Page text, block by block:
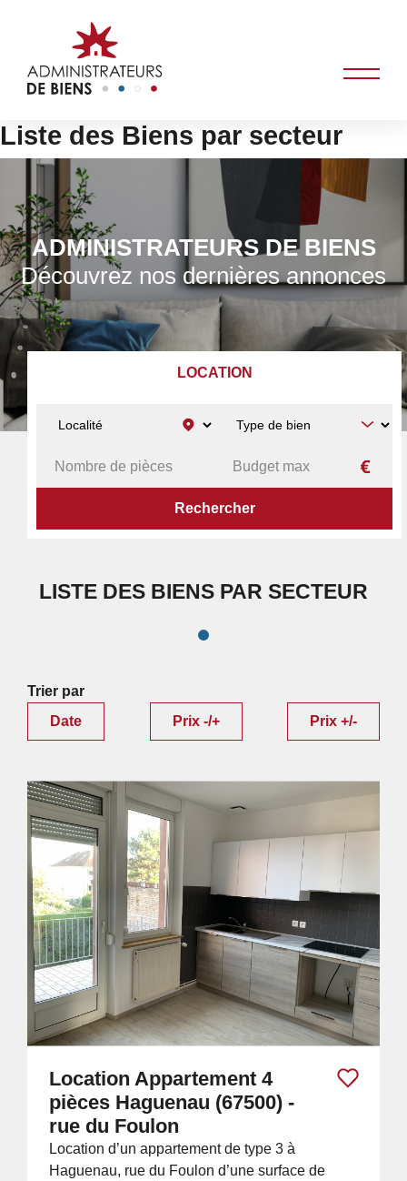
Liste des Biens par secteur
ADMINISTRATEURS DE BIENS
Découvrez nos dernières annonces
LOCATION
RECHERCHE PAR SECTEUR
LISTE DES BIENS PAR SECTEUR
Trier par
Date
Prix -/+ Prix +/-
Location Appartement 4
pièces Haguenau (67500) -
rue du Foulon
Location d’un appartement de type 3 à
Haguenau, rue du Foulon d’une surface de